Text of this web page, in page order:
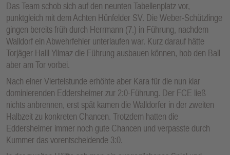
Das Team schob sich auf den neunten Tabellenplatz vor,
punktgleich mit dem Achten Hünfelder SV. Die Weber-Schützlinge
gingen bereits früh durch Herrmann (7.) in Führung, nachdem
Walldorf ein Abwehrfehler unterlaufen war. Kurz darauf hätte
Torjäger Halil Yilmaz die Führung ausbauen können, hob den Ball
aber am Tor vorbei.
Nach einer Viertelstunde erhöhte aber Kara für die nun klar
dominierenden Eddersheimer zur 2:0-Führung. Der FCE ließ
nichts anbrennen, erst spät kamen die Walldorfer in der zweiten
Halbzeit zu konkreten Chancen. Trotzdem hatten die
Eddersheimer immer noch gute Chancen und verpasste durch
Kummer das vorentscheidende 3:0.